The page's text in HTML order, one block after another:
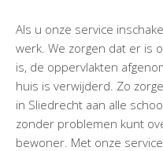
Als u onze service
werk. We zorgen dat er is
is, de oppervlakten
huis is verwijderd. Zo
in Sliedrecht aan alle
zonder problemen kunt
bewoner. Met onze